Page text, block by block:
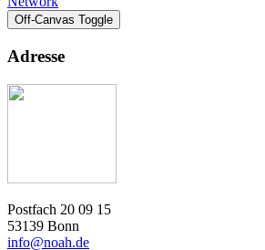
Off-Canvas Toggle
Adresse
Postfach 20 09 15
53139 Bonn
info@noah.de